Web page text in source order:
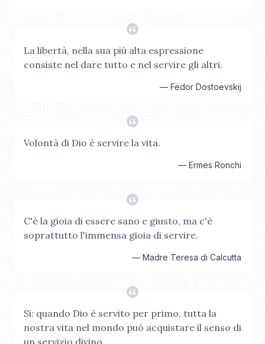
La libertà, nella sua più alta espressione
consiste nel dare tutto e nel servire gli altri.
— Fëdor Dostoevskij
Volontà di Dio è servire la vita.
— Ermes Ronchi
C'è la gioia di essere sano e giusto, ma c'è
soprattutto l'immensa gioia di servire.
— Madre Teresa di Calcutta
Si: quando Dio è servito per primo, tutta la
nostra vita nel mondo può acquistare il senso di
un servizio divino.